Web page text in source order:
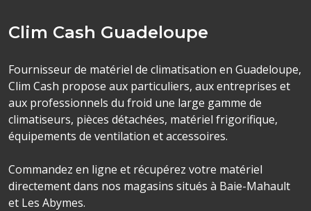
Clim Cash Guadeloupe
Fournisseur de matériel de climatisation en Guadeloupe,
Clim Cash propose aux particuliers, aux entreprises et
aux professionnels du froid une large gamme de
climatiseurs, pièces détachées, matériel frigorifique,
équipements de ventilation et accessoires.
Commandez en ligne et récupérez votre matériel
directement dans nos magasins situés à Baie-Mahault
et Les Abymes.